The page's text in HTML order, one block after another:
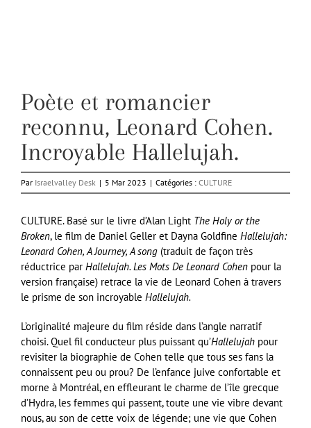
Poète et romancier
reconnu, Leonard Cohen.
Incroyable Hallelujah.
Par Israelvalley Desk | 5 Mar 2023 | Catégories : CULTURE
CULTURE. Basé sur le livre d’Alan Light The Holy or the
Broken, le film de Daniel Geller et Dayna Goldfine Hallelujah:
Leonard Cohen, A Journey, A song (traduit de façon très
réductrice par Hallelujah. Les Mots De Leonard Cohen pour la
version française) retrace la vie de Leonard Cohen à travers
le prisme de son incroyable Hallelujah.
L’originalité majeure du film réside dans l’angle narratif
choisi. Quel fil conducteur plus puissant qu’Hallelujah pour
revisiter la biographie de Cohen telle que tous ses fans la
connaissent peu ou prou? De l’enfance juive confortable et
morne à Montréal, en effleurant le charme de l’île grecque
d’Hydra, les femmes qui passent, toute une vie vibre devant
nous, au son de cette voix de légende; une vie que Cohen